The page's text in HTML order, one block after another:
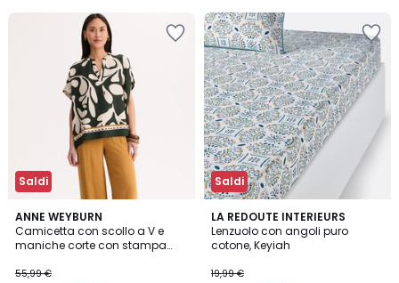
Saldi
ANNE WEYBURN
Camicetta con scollo a V e
maniche corte con stampa
55,99 €
4,3
/ 5
Saldi
LA REDOUTE INTERIEURS
Lenzuolo con angoli puro
cotone, Keyiah
19,99 €
4,7
/ 5